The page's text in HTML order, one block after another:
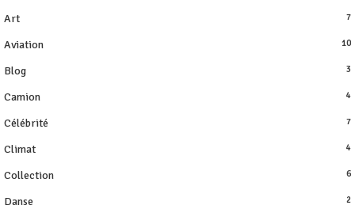
Art 7
Aviation 10
Blog 3
Camion 4
Célébrité 7
Climat 4
Collection 6
Danse 2